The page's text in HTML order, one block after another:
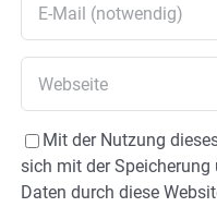
Mit der Nutzung
sich mit der Speicherung
Daten durch diese